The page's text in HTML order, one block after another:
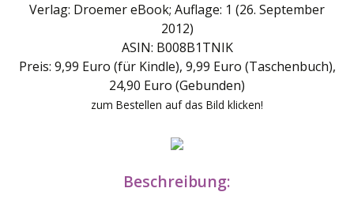
Verlag: Droemer eBook; Auflage: 1 (26. September
2012)
ASIN: B008B1TNIK
Preis: 9,99 Euro (für Kindle), 9,99 Euro (Taschenbuch),
24,90 Euro (Gebunden)
zum Bestellen auf das Bild klicken!
Beschreibung: